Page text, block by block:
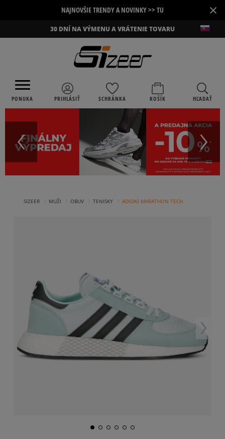
NAJNOVŠIE TRENDY A NOVINKY >> TU ×
30 DNÍ NA VÝMENU A VRÁTENIE TOVARU
PONUKA PRIHLÁSIŤ SCHRÁNKA KOŠÍK HĽADAŤ
SIZEER MUŽI OBUV TENISKY ADIDAS MARATHON TECH